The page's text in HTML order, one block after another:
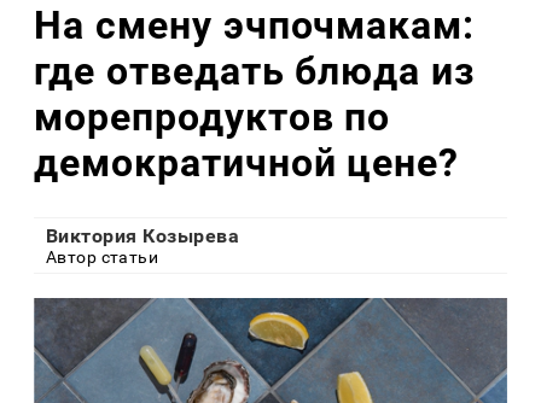
На смену эчпочмакам:
где отведать блюда из
морепродуктов по
демократичной цене?
Виктория Козырева
Автор статьи